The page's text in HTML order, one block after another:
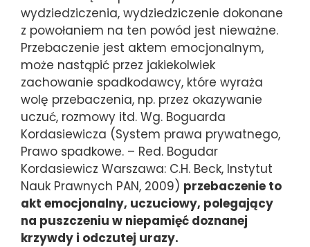
wydziedziczenia, wydziedziczenie dokonane
z powołaniem na ten powód jest nieważne.
Przebaczenie jest aktem emocjonalnym,
może nastąpić przez jakiekolwiek
zachowanie spadkodawcy, które wyraża
wolę przebaczenia, np. przez okazywanie
uczuć, rozmowy itd. Wg. Boguarda
Kordasiewicza (System prawa prywatnego,
Prawo spadkowe. – Red. Bogudar
Kordasiewicz Warszawa: C.H. Beck, Instytut
Nauk Prawnych PAN, 2009) przebaczenie to
akt emocjonalny, uczuciowy, polegający
na puszczeniu w niepamięć doznanej
krzywdy i odczutej urazy.